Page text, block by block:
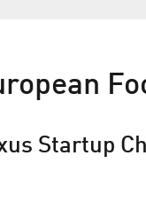
Startup